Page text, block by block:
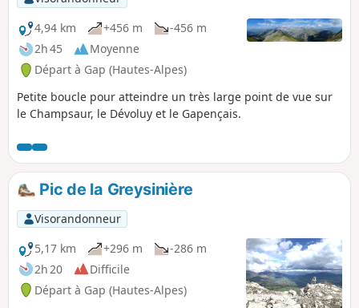
4,94 km
+456 m
-456 m
2h 45
Moyenne
Départ à Gap (Hautes-Alpes)
Petite boucle pour atteindre un très large point de vue sur
le Champsaur, le Dévoluy et le Gapençais.
Pic de la Greysinière
Visorandonneur
5,17 km
+296 m
-286 m
2h 20
Difficile
Départ à Gap (Hautes-Alpes)